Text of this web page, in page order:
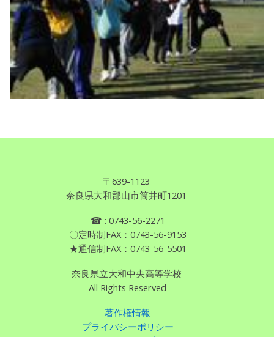
〒639-1123
奈良県大和郡山市筒井町1201
☎ : 0743-56-2271
〇定時制FAX：0743-56-9153
★通信制FAX：0743-56-5501
奈良県立大和中央高等学校
All Rights Reserved
著作権情報
プライバシーポリシー